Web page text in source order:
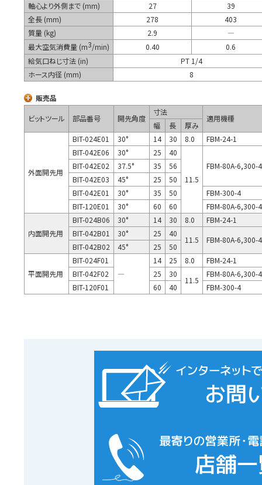
軸心より外側まで (mm)
27
39
全長 (mm)
278
403
質量 (kg)
2.9
―
最大空気消費量 (m3/min) 0.40
0.6
給気口ねじ寸法 (in)
PT 1/4
ホース内径 (mm)
8
販売品
ビットツール 部品番号 開先角度
寸法
適用機種
幅 長 厚み
外面開先用
BIT-024E01 30° 14 30 8.0
FBM-24-1
BIT-042E06
30° 25 40
11.5
FBM-80A-6,300-4
BIT-042E02 37.5° 35
56
BIT-042E03
45° 25
50
BIT-042E01
30° 35 50
FBM-300-4
BIT-120E01
30° 60 60 FBM-80A-6,300-4
内面開先用
BIT-024B06 30° 14 30 8.0
FBM-24-1
BIT-042B01
30° 25 40
11.5 FBM-80A-6,300-4
BIT-042B02 45° 25 50
平面開先用
BIT-024F01
―
14 25 8.0
FBM-24-1
BIT-042F02
25 30
11.5
FBM-80A-6,300-4
BIT-120F01
60 40 FBM-300-4